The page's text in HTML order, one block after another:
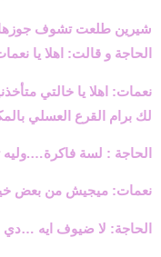
شيرين طلعت تشوف جوزها
الحاجة و قالت: اهلا يا
نعمات: اهلا يا خالتي
لك برام القرع العسلي
الحاجة : لسة
نعمات: ميجيش من بعض
الحاجة: لا ضيوف ايه